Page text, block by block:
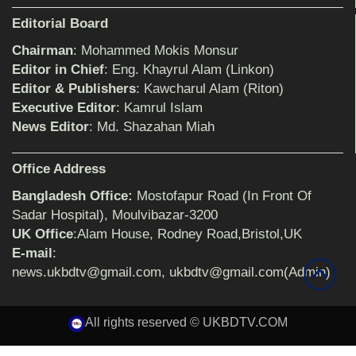
বিমানের সিলেট-ম্যানচেস্টার সরাসরি ফ্লাইট চালু হচ্ছে
সোমবার
সেনাবাহিনীর পক্ষ থেকে ক্রীড়া সামগ্রী ও আর্থিক
শিক্ষক জহির আলী
Editorial Board
Chairman: Mohammed Mokis Monsur
Editor in Chief: Eng. Khayrul Alam (Linkon)
Editor & Publishers: Kawcharul Alam (Riton)
Executive Editor: Kamrul Islam
News Editor: Md. Shazahan Miah
Office Address
Bangladesh Office: Mostofapur Road (In Front Of
Sadar Hospital), Moulvibazar-3200
UK Office:Alam House, Rodney Road,Bristol,UK
E-mail :
news.ukbdtv@gmail.com, ukbdtv@gmail.com(Admin)
All rights reserved © UKBDTV.COM